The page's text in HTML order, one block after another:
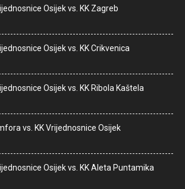
Osijek vs. KK Zagreb
Osijek vs. KK Crikvenica
Osijek vs. KK Ribola Kaštela
vs. KK Vrijednosnice Osijek
Osijek vs. KK Aleta Puntamika